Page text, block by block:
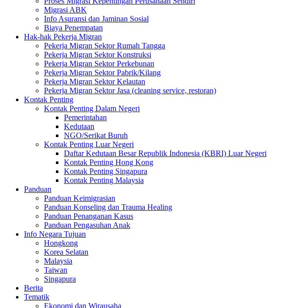
Migrasi ABK
Info Asuransi dan Jaminan Sosial
Biaya Penempatan
Hak-hak Pekerja Migran
Pekerja Migran Sektor Rumah Tangga
Pekerja Migran Sektor Konstruksi
Pekerja Migran Sektor Perkebunan
Pekerja Migran Sektor Pabrik/Kilang
Pekerja Migran Sektor Kelautan
Pekerja Migran Sektor Jasa (cleaning service, restoran)
Kontak Penting
Kontak Penting Dalam Negeri
Pemerintahan
Kedutaan
NGO/Serikat Buruh
Kontak Penting Luar Negeri
Daftar Kedutaan Besar Republik Indonesia (KBRI) Luar Negeri
Kontak Penting Hong Kong
Kontak Penting Singapura
Kontak Penting Malaysia
Panduan
Panduan Keimigrasian
Panduan Konseling dan Trauma Healing
Panduan Penanganan Kasus
Panduan Pengasuhan Anak
Info Negara Tujuan
Hongkong
Korea Selatan
Malaysia
Taiwan
Singapura
Berita
Tematik
Ekonomi dan Wirausaha